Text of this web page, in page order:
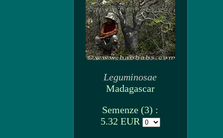
Leguminosae
Madagascar
Semenze (3) :
5.32 EUR